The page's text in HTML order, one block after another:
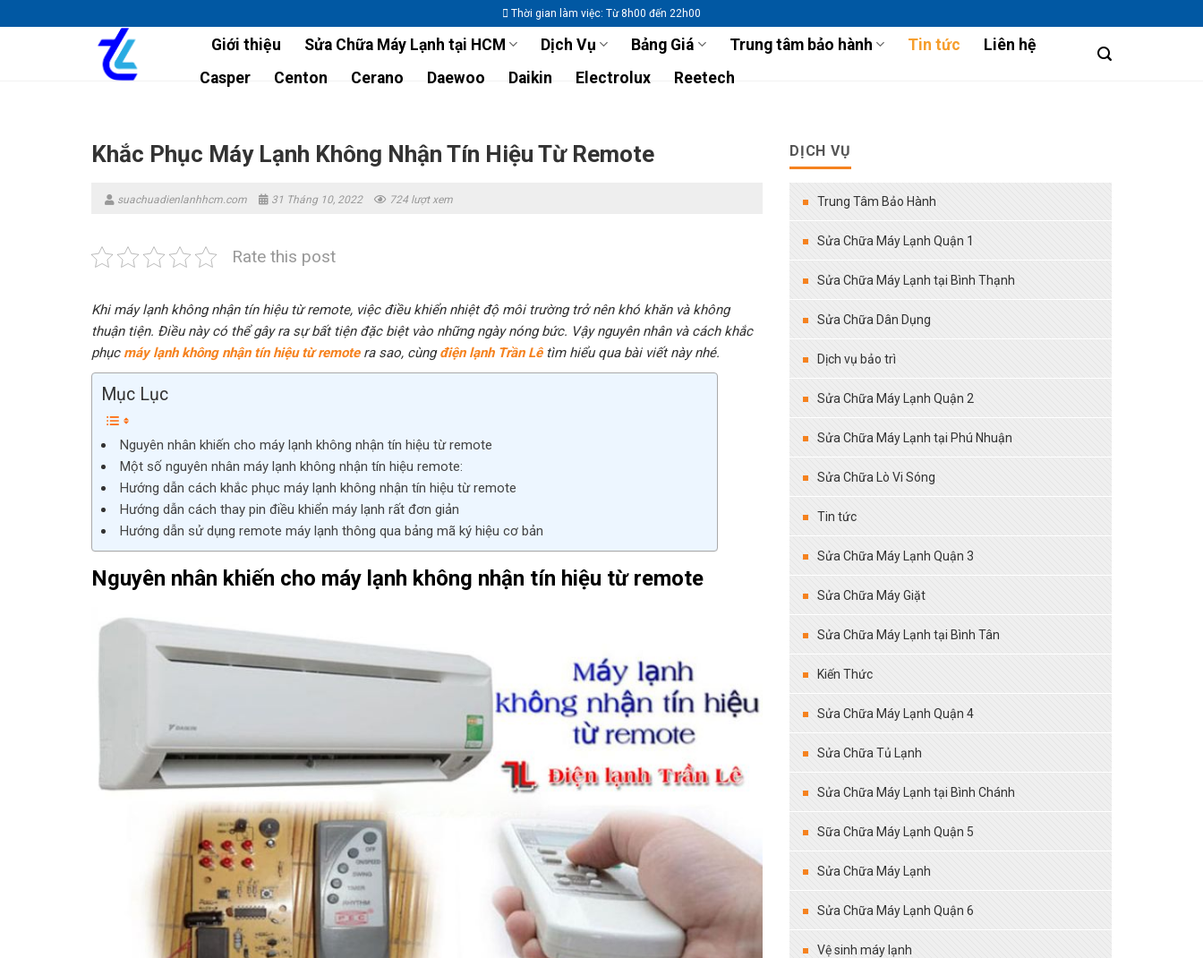
to
Thời gian làm việc: Từ 8h00 đến 22h00
Giới thiệu Sửa Chữa Máy Lạnh tại HCM Dịch Vụ Bảng Giá Trung tâm bảo hành Tin tức
Liên hệ
Casper
Centon Cerano Daewoo Daikin Electrolux Reetech
Khắc Phục Máy Lạnh Không Nhận Tín Hiệu Từ Remote
suachuadienlanhhcm.com 31 Tháng 10, 2022 724 lượt xem
Rate this post
Khi máy lạnh không nhận tín hiệu từ remote, việc điều khiển nhiệt độ môi trường trở nên khó khăn và không
thuận tiện. Điều này có thể gây ra sự bất tiện đặc biệt vào những ngày nóng bức. Vậy nguyên nhân và cách khắc
phục máy lạnh không nhận tín hiệu từ remotera sao, cùngđiện lạnh Trần Lêtìm hiểu qua bài viết này nhé.
Mục Lục
Nguyên nhân khiến cho máy lạnh không nhận tín hiệu từ remote
Một số nguyên nhân máy lạnh không nhận tín hiệu remote:
Hướng dẫn cách khắc phục máy lạnh không nhận tín hiệu từ remote
Hướng dẫn cách thay pin điều khiển máy lạnh rất đơn giản
Hướng dẫn sử dụng remote máy lạnh thông qua bảng mã ký hiệu cơ bản
Nguyên nhân khiến cho máy lạnh không nhận tín hiệu từ remote
DỊCH VỤ
Trung Tâm Bảo Hành
Sửa Chữa Máy Lạnh Quận 1
Sửa Chữa Máy Lạnh tại Bình Thạnh
Sửa Chữa Dân Dụng
Dịch vụ bảo trì
Sửa Chữa Máy Lạnh Quận 2
Sửa Chữa Máy Lạnh tại Phú Nhuận
Sửa Chữa Lò Vi Sóng
Tin tức
Sửa Chữa Máy Lạnh Quận 3
Sửa Chữa Máy Giặt
Sửa Chữa Máy Lạnh tại Bình Tân
Kiến Thức
Sửa Chữa Máy Lạnh Quận 4
Sửa Chữa Tủ Lạnh
Sửa Chữa Máy Lạnh tại Bình Chánh
Sữa Chữa Máy Lạnh Quận 5
Sửa Chữa Máy Lạnh
Sửa Chữa Máy Lạnh Quận 6
Vệ sinh máy lạnh